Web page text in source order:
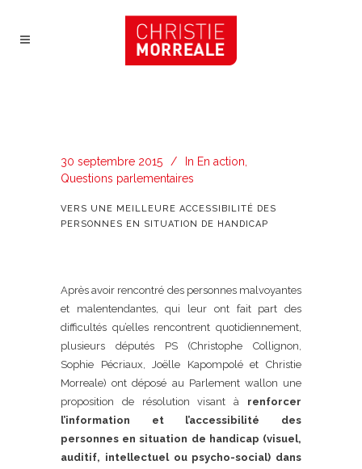
30 septembre 2015 In En action
Questions parlementaires
VERS UNE MEILLEURE ACCESSIBILITÉ DES
PERSONNES EN SITUATION DE HANDICAP
Après avoir rencontré des personnes malvoyantes
et malentendantes, qui leur ont fait part des
difficultés qu’elles rencontrent quotidiennement,
plusieurs députés PS (Christophe Collignon,
Sophie Pécriaux, Joëlle Kapompolé et Christie
Morreale) ont déposé au Parlement wallon une
proposition de résolution visant à renforcer
l’information et l’accessibilité des
personnes en situation de handicap (visuel,
auditif, intellectuel ou psycho-social) dans